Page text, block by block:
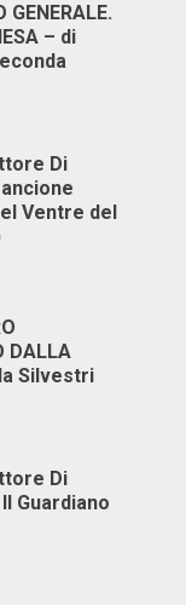
GENERALE.
– di
Di
Ventre del
DALLA
Silvestri
Di
Guardiano